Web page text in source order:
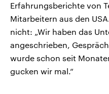
Erfahrungsberichte von
Mitarbeitern aus den
nicht: „Wir haben das
angeschrieben,
wurde schon seit
gucken wir mal.“